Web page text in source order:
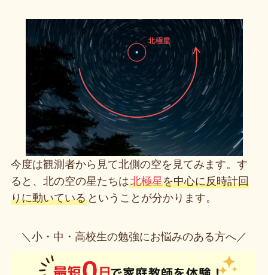
今度は観測者から見て北側の空を見てみます。す
ると、北の空の星たちは北極星を中心に反時計回
りに動いているということが分かります。
＼小・中・高校生の勉強にお悩みのある方へ／